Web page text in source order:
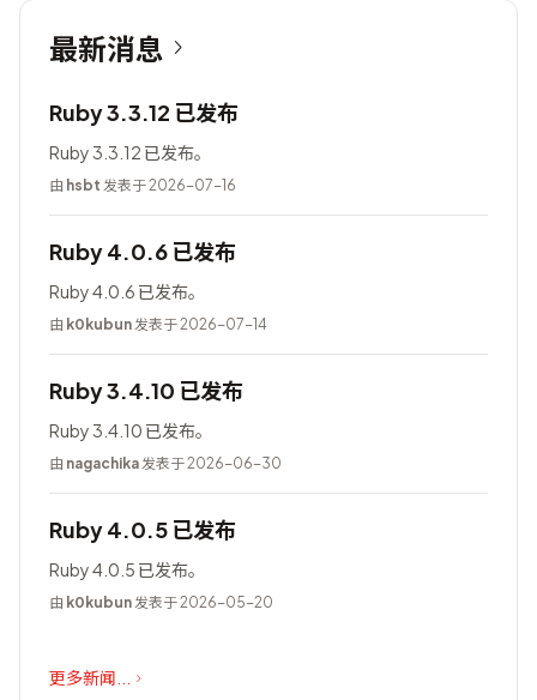
最新消息
Ruby 3.3.12 已发布
Ruby 3.3.12 已发布。
由 hsbt 发表于 2026-07-16
Ruby 4.0.6 已发布
Ruby 4.0.6 已发布。
由 k0kubun发表于 2026-07-14
Ruby 3.4.10 已发布
Ruby 3.4.10 已发布。
由 nagachika发表于 2026-06-30
Ruby 4.0.5 已发布
Ruby 4.0.5 已发布。
由 k0kubun发表于 2026-05-20
更多新闻...